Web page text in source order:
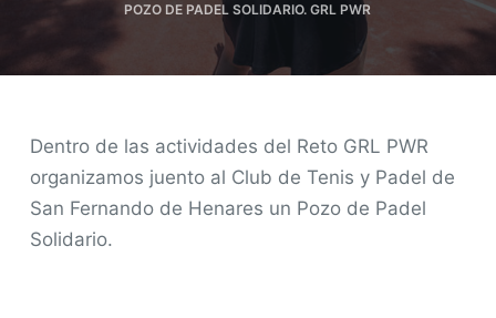
d
o
POZO DE PADEL SOLIDARIO. GRL PWR
Dentro de las actividades del Reto GRL PWR
organizamos juento al Club de Tenis y Padel de
San Fernando de Henares un Pozo de Padel
Solidario.